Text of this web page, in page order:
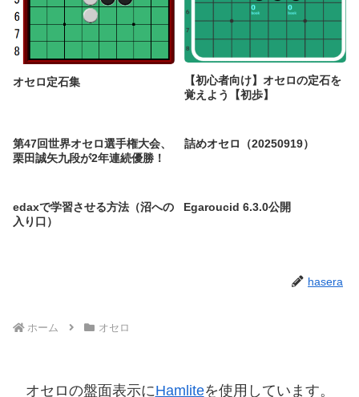
オセロ定石集
【初心者向け】オセロの定石を
覚えよう【初歩】
第47回世界オセロ選手権大会、
栗田誠矢九段が2年連続優勝！
詰めオセロ（20250919）
edaxで学習させる方法（沼への
入り口）
Egaroucid 6.3.0公開
hasera
ホーム オセロ
オセロの盤面表示にHamliteを使用しています。